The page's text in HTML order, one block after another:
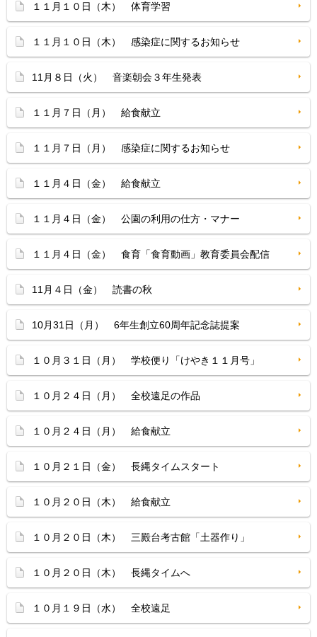
１１月１０日（木） 体育学習
１１月１０日（木） 感染症に関するお知らせ
11月８日（火） 音楽朝会３年生発表
１１月７日（月） 給食献立
１１月７日（月） 感染症に関するお知らせ
１１月４日（金） 給食献立
１１月４日（金） 公園の利用の仕方・マナー
１１月４日（金） 食育「食育動画」教育委員会配信
11月４日（金） 読書の秋
10月31日（月） 6年生創立60周年記念誌提案
１０月３１日（月） 学校便り「けやき１１月号」
１０月２４日（月） 全校遠足の作品
１０月２４日（月） 給食献立
１０月２１日（金） 長縄タイムスタート
１０月２０日（木） 給食献立
１０月２０日（木） 三殿台考古館「土器作り」
１０月２０日（木） 長縄タイムへ
１０月１９日（水） 全校遠足